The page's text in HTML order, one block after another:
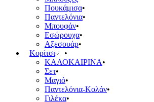
Πουκάμισα
Παντελόνια
Μπουφάν
Εσώρουχα
Αξεσουάρ
Κορίτσι
ΚΑΛΟΚΑΙΡΙΝΑ
Σετ
Μαγιό
Παντελόνια-Κολάν
Γιλέκα